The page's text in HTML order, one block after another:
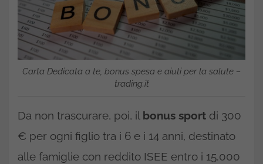
Carta Dedicata a te, bonus spesa e aiuti per la salute –
trading.it
Da non trascurare, poi, il bonus sport di 300
€ per ogni figlio tra i 6 e i 14 anni, destinato
alle famiglie con reddito ISEE entro i 15.000